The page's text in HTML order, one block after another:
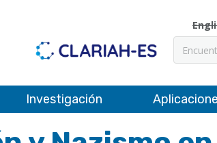
Buscar
Investigación